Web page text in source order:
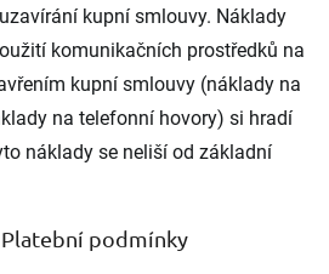
kupní smlouvy. Náklady
komunikačních prostředků na
kupní smlouvy (náklady na
na telefonní hovory) si hradí
náklady se neliší od základní
podmínky